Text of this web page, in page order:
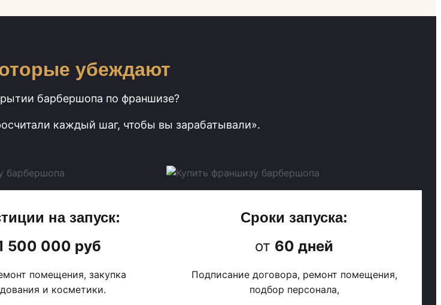
убеждают
барбершопа по франшизе?
каждый шаг, чтобы вы зарабатывали».
на запуск:
500 000 руб
помещения, закупка
и косметики.
Сроки запуска:
от 60 дней
Подписание договора, ремонт помещения,
подбор персонала,